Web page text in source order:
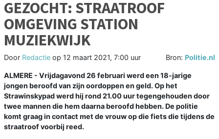
GEZOCHT: STRAATROOF
OMGEVING STATION
MUZIEKWIJK
Door Redactie op 12 maart 2021, 7:00 uur Bron: Politie.nl
ALMERE - Vrijdagavond 26 februari werd een 18-jarige
jongen beroofd van zijn oordoppen en geld. Op het
Strawinskypad werd hij rond 21.00 uur tegengehouden door
twee mannen die hem daarna beroofd hebben. De politie
komt graag in contact met de vrouw op die fiets die tijdens de
straatroof voorbij reed.